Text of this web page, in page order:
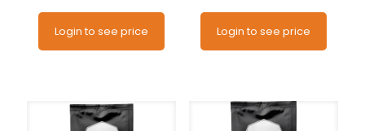
Login to see price Login to see price